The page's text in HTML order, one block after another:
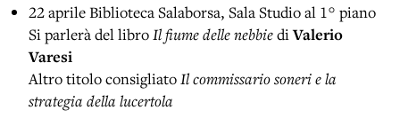
22 aprile Biblioteca Salaborsa, Sala Studio al 1° piano
Si parlerà del libroIl fiume delle nebbiediValerio
Varesi
Altro titolo consigliatoIl commissario soneri e la
strategia della lucertola